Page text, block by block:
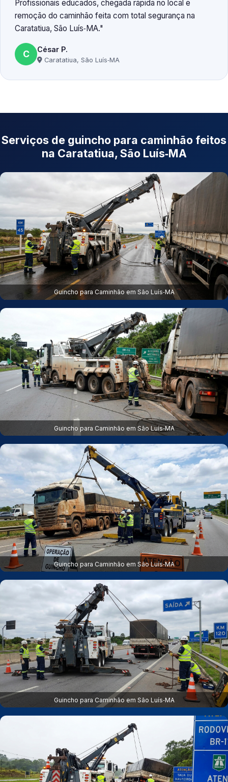
Profissionais educados, chegada rápida no local e
remoção do caminhão feita com total segurança na
Caratatiua, São Luís‑MA.
C César P.
Caratatiua, São Luís‑MA
Serviços de guincho para caminhão feitos
na Caratatiua, São Luís‑MA
Guincho para Caminhão em São Luís‑MA
Guincho para Caminhão em São Luís‑MA
Guincho para Caminhão em São Luís‑MA
Guincho para Caminhão em São Luís‑MA